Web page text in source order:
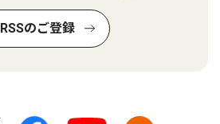
RSSのご登録